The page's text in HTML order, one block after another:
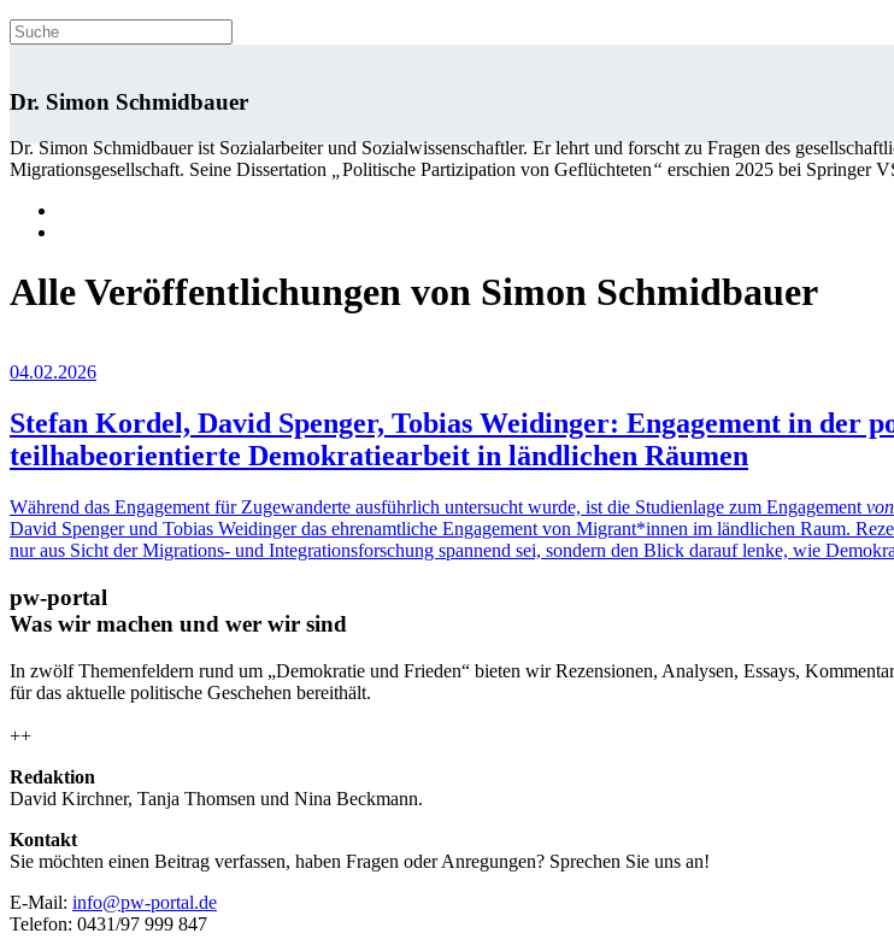
Dr. Simon Schmidbauer
Dr. Simon Schmidbauer ist Sozialarbeiter und Sozialwissenschaftler. Er lehrt und forscht zu Fragen des
Migrationsgesellschaft. Seine Dissertation „Politische Partizipation von Geflüchteten“ erschien 2025 bei Springer
Alle Veröffentlichungen von Simon Schmidbauer
04.02.2026
Stefan Kordel, David Spenger, Tobias Weidinger: Engagement in der
teilhabeorientierte Demokratiearbeit in ländlichen Räumen
Während das Engagement für Zugewanderte ausführlich untersucht wurde, ist die Studienlage zum Engagement von
David Spenger und Tobias Weidinger das ehrenamtliche Engagement von Migrant*innen im ländlichen Raum.
nur aus Sicht der Migrations- und Integrationsforschung spannend sei, sondern den Blick darauf lenke, wie
pw-portal
Was wir machen und wer wir sind
In zwölf Themenfeldern rund um „Demokratie und Frieden“ bieten wir Rezensionen, Analysen, Essays,
für das aktuelle politische Geschehen bereithält.
++
Redaktion
David Kirchner, Tanja Thomsen und Nina Beckmann.
Kontakt
Sie möchten einen Beitrag verfassen, haben Fragen oder Anregungen? Sprechen Sie uns an!
E-Mail: info@pw-portal.de
Telefon: 0431/97 999 847